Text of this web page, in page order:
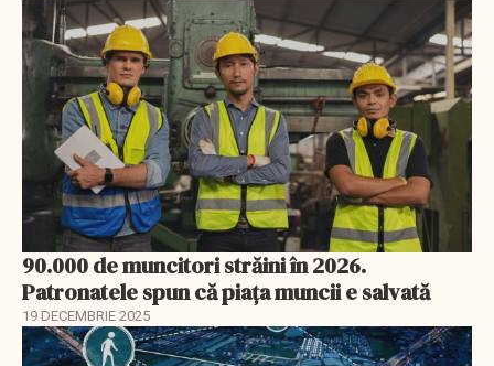
90.000 de muncitori străini în 2026.
Patronatele spun că piața muncii e salvată
19 DECEMBRIE 2025